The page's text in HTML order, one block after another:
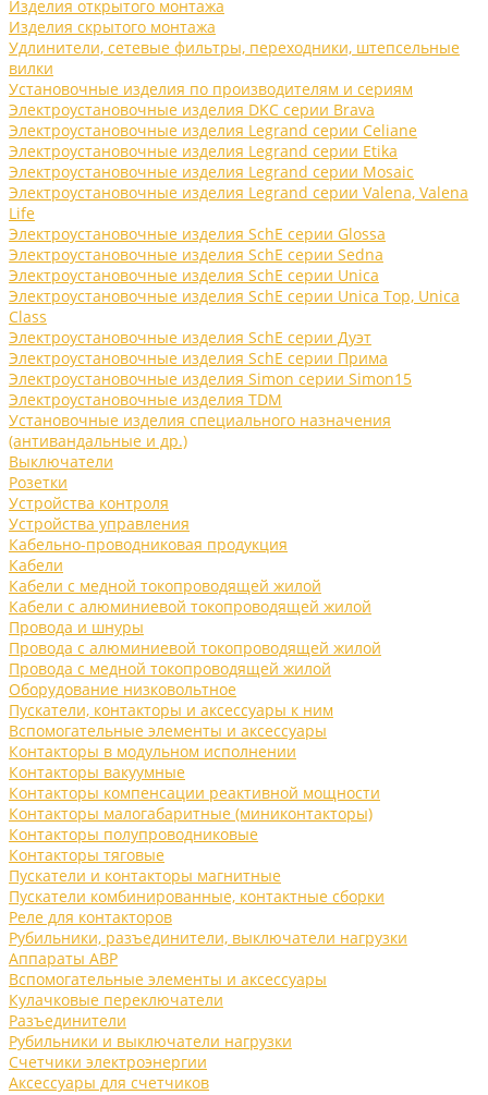
Изделия открытого монтажа
Изделия скрытого монтажа
Удлинители, сетевые фильтры, переходники, штепсельные
вилки
Установочные изделия по производителям и сериям
Электроустановочные изделия DKC серии Brava
Электроустановочные изделия Legrand серии Celiane
Электроустановочные изделия Legrand серии Etika
Электроустановочные изделия Legrand серии Mosaic
Электроустановочные изделия Legrand серии Valena, Valena
Life
Электроустановочные изделия SchE серии Glossa
Электроустановочные изделия SchE серии Sedna
Электроустановочные изделия SchE серии Unica
Электроустановочные изделия SchE серии Unica Top, Unica
Class
Электроустановочные изделия SchE серии Дуэт
Электроустановочные изделия SchE серии Прима
Электроустановочные изделия Simon серии Simon15
Электроустановочные изделия TDM
Установочные изделия специального назначения
(антивандальные и др.)
Выключатели
Розетки
Устройства контроля
Устройства управления
Кабельно-проводниковая продукция
Кабели
Кабели с медной токопроводящей жилой
Кабели с алюминиевой токопроводящей жилой
Провода и шнуры
Провода с алюминиевой токопроводящей жилой
Провода с медной токопроводящей жилой
Оборудование низковольтное
Пускатели, контакторы и аксессуары к ним
Вспомогательные элементы и аксессуары
Контакторы в модульном исполнении
Контакторы вакуумные
Контакторы компенсации реактивной мощности
Контакторы малогабаритные (миниконтакторы)
Контакторы полупроводниковые
Контакторы тяговые
Пускатели и контакторы магнитные
Пускатели комбинированные, контактные сборки
Реле для контакторов
Рубильники, разъединители, выключатели нагрузки
Аппараты АВР
Вспомогательные элементы и аксессуары
Кулачковые переключатели
Разъединители
Рубильники и выключатели нагрузки
Счетчики электроэнергии
Аксессуары для счетчиков